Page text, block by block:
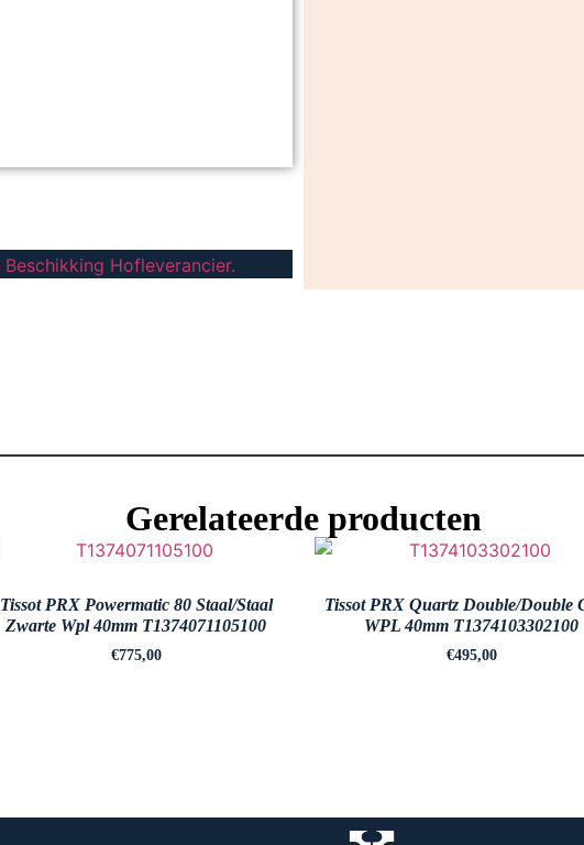
Gerelateerde producten
Tissot PRX Powermatic 80 Staal/Staal
Zwarte Wpl 40mm T1374071105100
€775,00
Tissot PRX Quartz Double/Double
WPL 40mm T1374103302100
€495,00